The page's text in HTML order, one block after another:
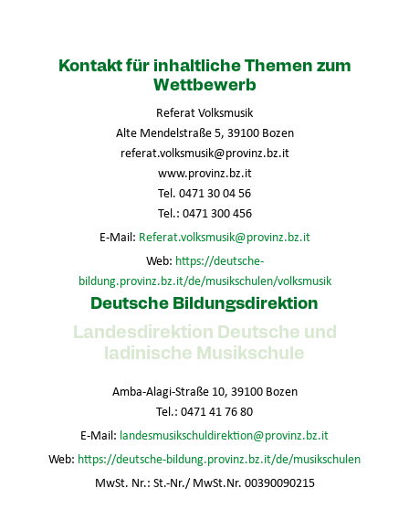
Kontakt für inhaltliche Themen zum
Wettbewerb
Referat Volksmusik
Alte Mendelstraße 5, 39100 Bozen
referat.volksmusik@provinz.bz.it
www.provinz.bz.it
Tel. 0471 30 04 56
Tel.: 0471 300 456
E-Mail: Referat.volksmusik@provinz.bz.it
Web: https://deutsche-
bildung.provinz.bz.it/de/musikschulen/volksmusik
Deutsche Bildungsdirektion
Landesdirektion Deutsche und
ladinische Musikschule
Amba-Alagi-Straße 10, 39100 Bozen
Tel.: 0471 41 76 80
E-Mail: landesmusikschuldirektion@provinz.bz.it
Web: https://deutsche-bildung.provinz.bz.it/de/musikschulen
MwSt. Nr.: St.-Nr./ MwSt.Nr. 00390090215